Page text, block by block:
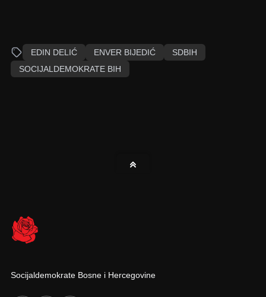
EDIN DELIĆ ENVER BIJEDIĆ
SDBIH
SOCIJALDEMOKRATE BIH
Socijaldemokrate Bosne i Hercegovine